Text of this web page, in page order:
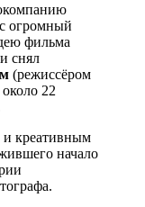
огромный
фильма
снял
(режиссёром
22
и креативным
начало